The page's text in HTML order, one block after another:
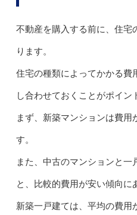
不動産を購入する前に、住宅
ります。
住宅の種類によってかかる費
し合わせておくことがポイン
まず、新築マンションは費用
す。
また、中古のマンションと一
と、比較的費用が安い傾向に
新築一戸建ては、平均の費用